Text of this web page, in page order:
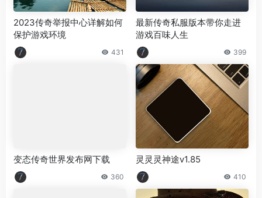
2023传奇举报中心详解如何
保护游戏环境
431
最新传奇私服版本带你走进
游戏百味人生
399
变态传奇世界发布网下载
360
灵灵灵神途v1.85
410